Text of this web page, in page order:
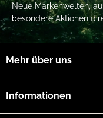
Neue Markenwelten,
besondere Aktionen
Mehr über uns
Informationen